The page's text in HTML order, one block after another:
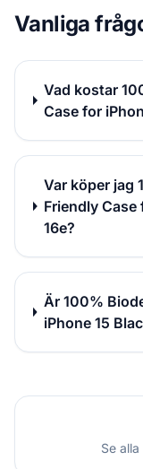
Vanliga
Vad kostar
Case for
Var köper jag
Friendly Case
16e?
Är 100%
iPhone 15
Se